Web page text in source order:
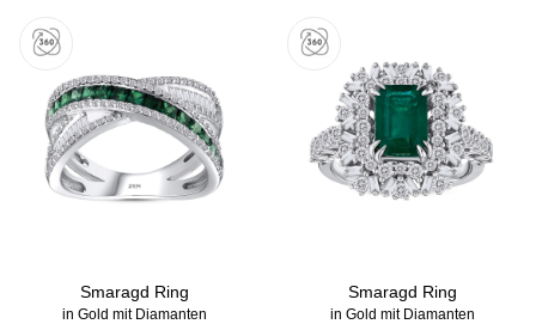
Smaragd Ring
in Gold mit Diamanten
Smaragd Ring
in Gold mit Diamanten